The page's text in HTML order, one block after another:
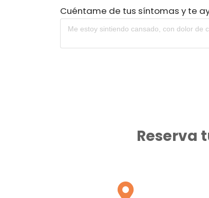
Cuéntame de tus síntomas y te
Reserva